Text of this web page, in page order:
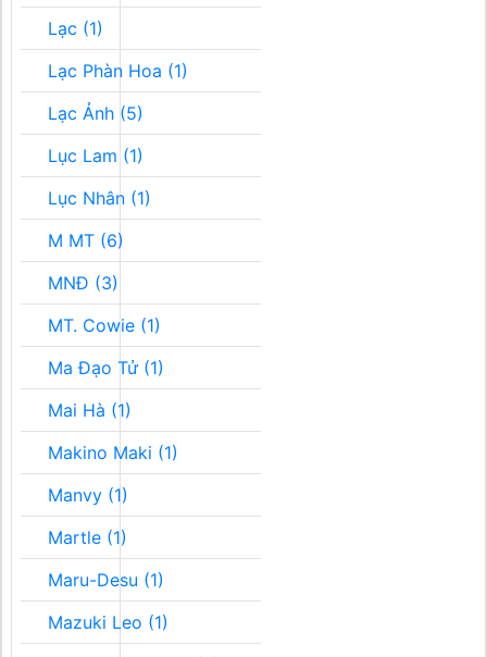
Lạc (1)
Lạc Phàn Hoa (1)
Lạc Ảnh (5)
Lục Lam (1)
Lục Nhân (1)
M MT (6)
MNĐ (3)
MT. Cowie (1)
Ma Đạo Tử (1)
Mai Hà (1)
Makino Maki (1)
Manvy (1)
Martle (1)
Maru-Desu (1)
Mazuki Leo (1)